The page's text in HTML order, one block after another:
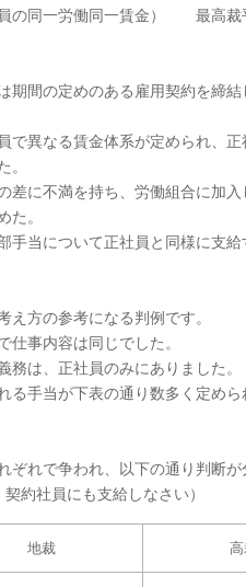
の同一労働同一賃金） 最高裁
期間の定めのある雇用契約を締
で異なる賃金体系が定められ、
。
差に不満を持ち、労働組合に加
た。
手当について正社員と同様に支
方の参考になる判例です。
仕事内容は同じでした。
は、正社員のみにありました。
る手当が下表の通り数多く定め
ぞれで争われ、以下の通り判断
約社員にも支給しなさい）
地裁